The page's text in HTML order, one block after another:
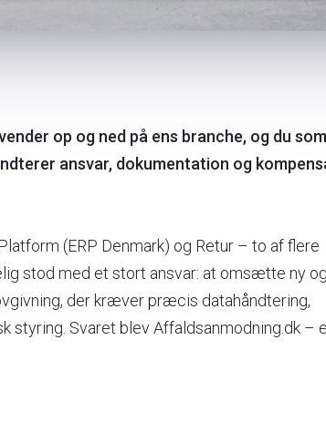
op og ned på ens branche, og du som
ansvar, dokumentation og
(ERP Denmark) og Retur – to af flere
stod med et stort ansvar: at omsætte ny og
der kræver præcis datahåndtering,
styring. Svaret blev Affaldsanmodning.dk –